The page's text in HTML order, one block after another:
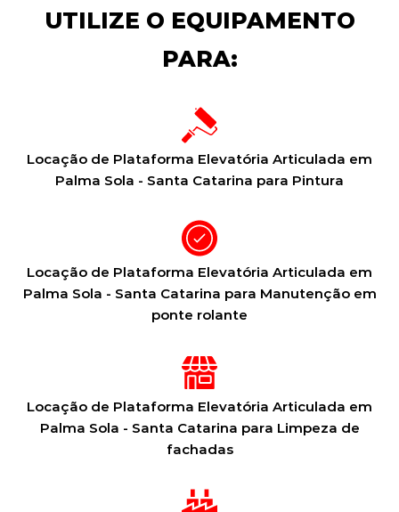
UTILIZE O EQUIPAMENTO
PARA:
Locação de Plataforma Elevatória Articulada em
Palma Sola - Santa Catarina para Pintura
Locação de Plataforma Elevatória Articulada em
Palma Sola - Santa Catarina para Manutenção em
ponte rolante
Locação de Plataforma Elevatória Articulada em
Palma Sola - Santa Catarina para Limpeza de
fachadas